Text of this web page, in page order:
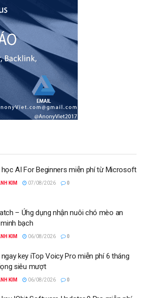
AI For Beginners miễn phí từ Microsoft
KIM 07/08/2026 0
– Ứng dụng nhận nuôi chó mèo an
bạch
KIM 06/08/2026 0
key iTop Voicy Pro miễn phí 6 tháng
siêu mượt
KIM 06/08/2026 0